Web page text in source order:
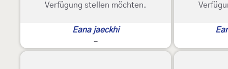
Verfügung stellen möchten.
Eana jaeckhi
-